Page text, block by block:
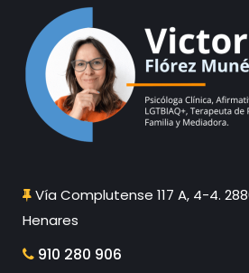
Vía Complutense 117 A, 4-4.
Henares
910 280 906